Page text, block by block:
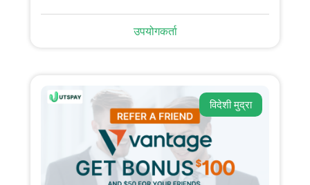
उपयोगकर्ता
विदेशी मुद्रा